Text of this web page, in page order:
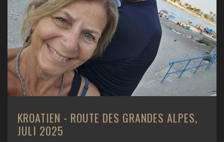
KROATIEN - ROUTE DES GRANDES ALPES,
JULI 2025